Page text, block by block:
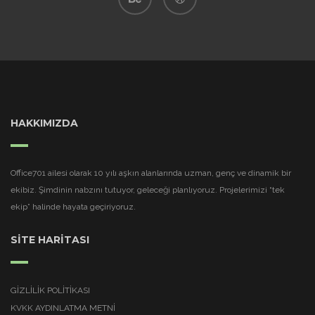
HAKKIMIZDA
Office701 ailesi olarak 10 yılı aşkın alanlarında uzman, genç ve dinamik bir
ekibiz. Şimdinin nabzını tutuyor, geleceği planlıyoruz. Projelerimizi “tek
ekip” halinde hayata geçiriyoruz.
SİTE HARİTASI
GIZLILIK POLITIKASI
KVKK AYDINLATMA METNI